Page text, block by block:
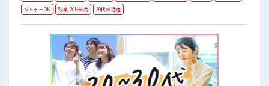
タトゥーOK
残業 20H未満 30代が活躍